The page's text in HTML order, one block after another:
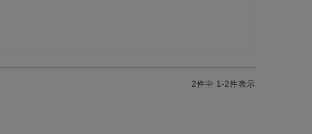
2件中 1 -2件表示